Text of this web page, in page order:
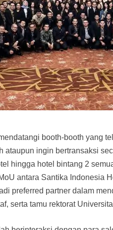
booth-booth yang
ataupun ingin bertransaksi
hingga hotel bintang 2
antara Santika Indonesia
preferred partner dalam
serta tamu rektorat